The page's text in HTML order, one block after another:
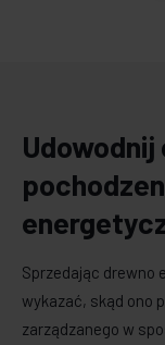
Sprzedając drewno
wykazać, skąd ono
zarządzanego w